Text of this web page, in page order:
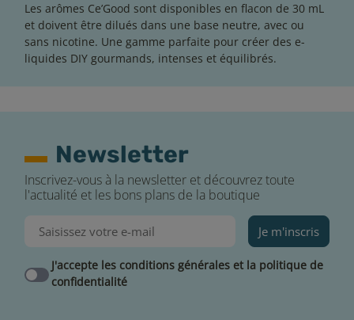
Les arômes Ce’Good sont disponibles en flacon de 30 mL
et doivent être dilués dans une base neutre, avec ou
sans nicotine. Une gamme parfaite pour créer des e-
liquides DIY gourmands, intenses et équilibrés.
Newsletter
Inscrivez-vous à la newsletter et découvrez toute
l'actualité et les bons plans de la boutique
Je m'inscris
J'accepte les conditions générales et la politique de
confidentialité